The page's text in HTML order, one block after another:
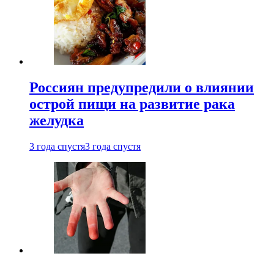
Россиян предупредили о влиянии
острой пищи на развитие рака
желудка
3 года спустя3 года спустя